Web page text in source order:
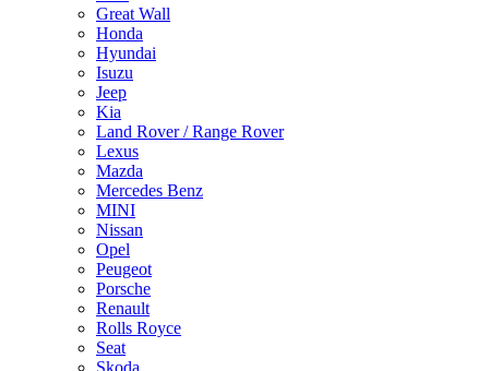
Great Wall
Honda
Hyundai
Isuzu
Jeep
Kia
Land Rover / Range Rover
Lexus
Mazda
Mercedes Benz
MINI
Nissan
Opel
Peugeot
Porsche
Renault
Rolls Royce
Seat
Skoda